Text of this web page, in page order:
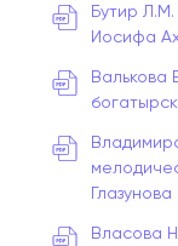
Бутир
Иосифа
Валькова
Глазунова
Власова